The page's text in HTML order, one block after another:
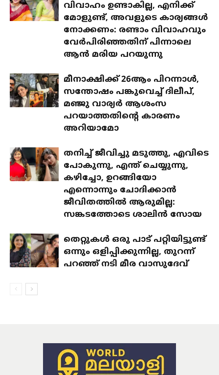
വിവാഹം ഉണ്ടാകില്ല, എനിക്ക്
മോളുണ്ട്, അവളുടെ കാര്യങ്ങൾ
നോക്കണം: രണ്ടാം വിവാഹവും
വേർപിരിഞ്ഞതിന് പിന്നാലെ
ആൻ മരിയ പറയുന്നു
മീനാക്ഷിക്ക് 26ആം പിറന്നാൾ,
സന്തോഷം പങ്കുവെച്ച് ദിലീപ്,
മഞ്ജു വാര്യർ ആശംസ
പറയാത്തതിന്റെ കാരണം
അറിയാമോ
തനിച്ച് ജീവിച്ചു മടുത്തു, എവിടെ
പോകുന്നു, എന്ത് ചെയ്യുന്നു,
കഴിച്ചോ, ഉറങ്ങിയോ
എന്നൊന്നും ചോദിക്കാൻ
ജീവിതത്തിൽ ആരുമില്ല:
സങ്കടത്തോടെ ശാലിൻ സോയ
തെറ്റുകൾ ഒരു പാട് പറ്റിയിട്ടുണ്ട്
ഒന്നും ഒളിപ്പിക്കുന്നില്ല, തുറന്ന്
പറഞ്ഞ് നടി മീര വാസുദേവ്